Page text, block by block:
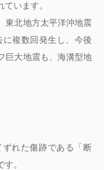
います。
東北地方太平洋沖地震
に複数回発生し、今後
巨大地震も、海溝型地
れた傷跡である「断
。